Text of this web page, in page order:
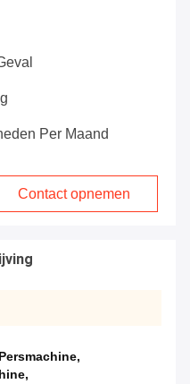
Per Maand
Contact opnemen
,
,